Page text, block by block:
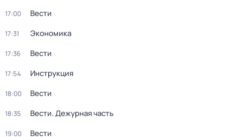
17:00 Вести
17:31 Экономика
17:36 Вести
17:54 Инструкция
18:00 Вести
18:35 Вести. Дежурная часть
19:00 Вести